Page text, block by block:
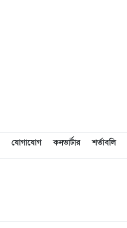
আটক ২, হোটেল সিলগালা
মতলব উত্তরে কালাম এন্টারপ্রাইজের
চূড়ান্ত মনোনয়নে জায়গা করে নিলেন
যোগাযোগ কনভার্টার শর্তাবলি